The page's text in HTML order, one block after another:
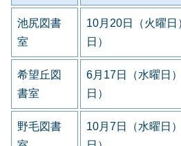
池尻図書
室
10月20日（火曜
日）
希望丘図
書室
6月17日（水曜日
日）
野毛図書
10月7日（水曜日